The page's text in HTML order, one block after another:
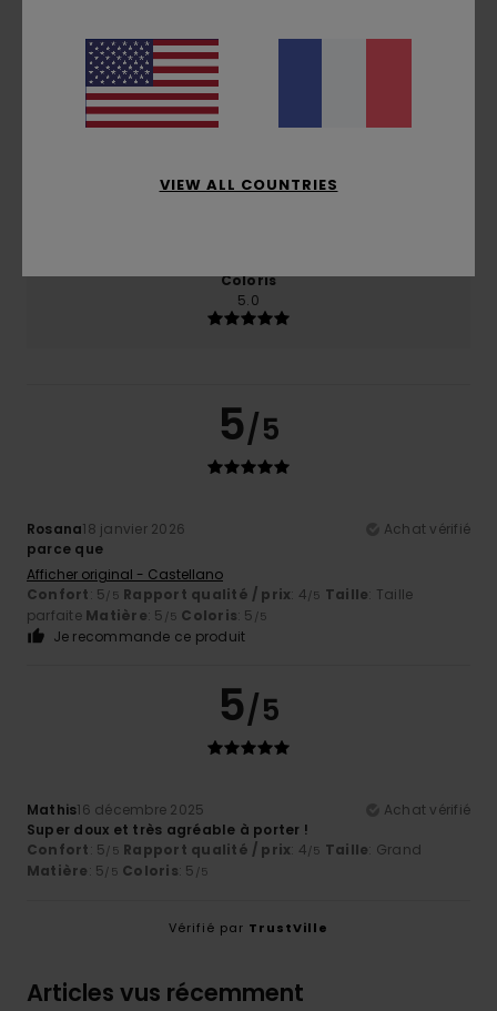
50% de nos clients recommandent ce produit
Confort
5.0
Taille
Matière
Coloris
5.0
5/5
Rosana18 janvier 2026
Achat vérifié
parce que
Afficher original - Castellano
Confort: 5/5 Rapport qualité / prix: 4/5 Taille: Taille
parfaite Matière: 5 /5 Coloris: 5 /5
Je recommande ce produit
5/5
Mathis16 décembre 2025
Achat vérifié
Super doux et très agréable à porter !
Confort: 5/5 Rapport qualité / prix: 4/5 Taille: Grand
Matière: 5/5 Coloris: 5 /5
Vérifié par TrustVille
Articles vus récemment
VIEW ALL COUNTRIES